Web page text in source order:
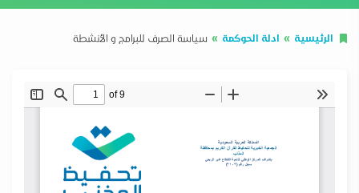
الرئيسية ادلة الحوكمة سياسة الصرف للبرامج و الأنشطة